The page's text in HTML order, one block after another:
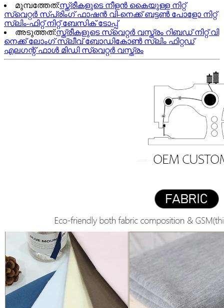
മുമ്പത്തേത്:സ്ത്രീകളുടെ നീളൻ കൈയുള്ള നിറ്റ്
സ്വെറ്റർ സ്പ്രിംഗ് ഫാഷൻ വി-നെക്ക് ബട്ടൺ പോളോ നിറ്റ്
സ്ലിം-ഫിറ്റ് നിറ്റ് ബേസിക് ടോപ്പ്
അടുത്തത്:സ്ത്രീകളുടെ സ്വെറ്റർ വസ്ത്രം റിബഡ് നിറ്റ് വി
നെക്ക് ലോംഗ് സ്ലീവ് ബോഡികോൺ സ്ലിം ഫിറ്റഡ്
എലഗന്റ് ഫാൾ മിഡി സ്വെറ്റർ വസ്ത്രം